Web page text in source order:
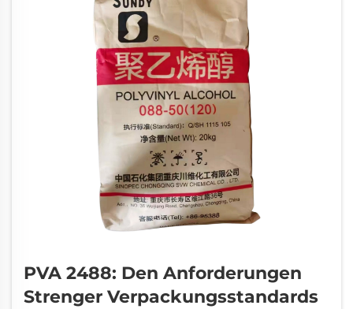
PVA 2488: Den Anforderungen
Strenger Verpackungsstandards